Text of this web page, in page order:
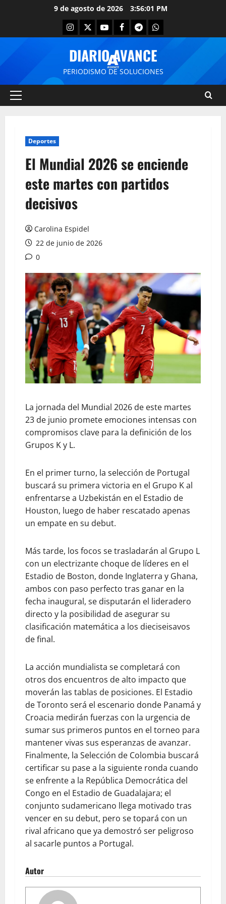
9 de agosto de 2026 3:56:02 PM
DIARIO AVANCE
PERIODISMO DE SOLUCIONES
Deportes
El Mundial 2026 se enciende
este martes con partidos
decisivos
Carolina Espidel
22 de junio de 2026
0
La jornada del Mundial 2026 de este martes
23 de junio promete emociones intensas con
compromisos clave para la definición de los
Grupos K y L.
En el primer turno, la selección de Portugal
buscará su primera victoria en el Grupo K al
enfrentarse a Uzbekistán en el Estadio de
Houston, luego de haber rescatado apenas
un empate en su debut.
Más tarde, los focos se trasladarán al Grupo L
con un electrizante choque de líderes en el
Estadio de Boston, donde Inglaterra y Ghana,
ambos con paso perfecto tras ganar en la
fecha inaugural, se disputarán el lideradero
directo y la posibilidad de asegurar su
clasificación matemática a los dieciseisavos
de final.
La acción mundialista se completará con
otros dos encuentros de alto impacto que
moverán las tablas de posiciones. El Estadio
de Toronto será el escenario donde Panamá y
Croacia medirán fuerzas con la urgencia de
sumar sus primeros puntos en el torneo para
mantener vivas sus esperanzas de avanzar.
Finalmente, la Selección de Colombia buscará
certificar su pase a la siguiente ronda cuando
se enfrente a la República Democrática del
Congo en el Estadio de Guadalajara; el
conjunto sudamericano llega motivado tras
vencer en su debut, pero se topará con un
rival africano que ya demostró ser peligroso
al sacarle puntos a Portugal.
Autor